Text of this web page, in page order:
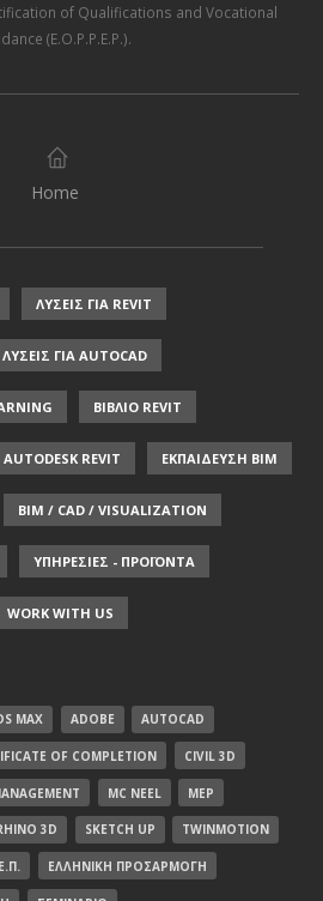
of Qualifications and Vocational
(E.O.P.P.E.P.).
Home
ΛΥΣΕΙΣ ΓΙΑ REVIT
ΛΥΣΕΙΣ ΓΙΑ AUTOCAD
ΒΙΒΛΙΟ REVIT
AUTODESK REVIT ΕΚΠΑΙΔΕΥΣΗ ΒΙΜ
BIM / CAD / VISUALIZATION
ΥΠΗΡΕΣΙΕΣ - ΠΡΟΪΟΝΤΑ
WORK WITH US
MAX ADOBE AUTOCAD
OF COMPLETION CIVIL 3D
MC NEEL MEP
3D SKETCH UP TWINMOTION
ΕΛΛΗΝΙΚΉ ΠΡΟΣΑΡΜΟΓΉ